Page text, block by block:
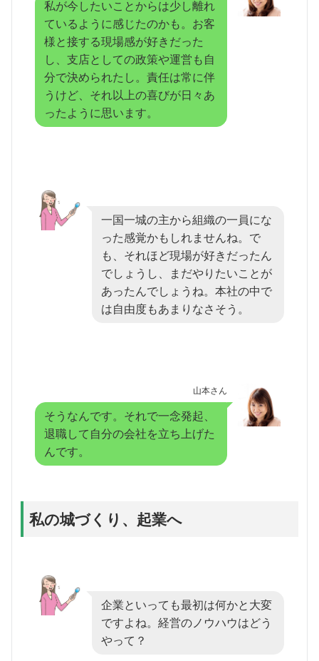
私が今したいことからは少し離れ
ているように感じたのかも。お客
様と接する現場感が好きだった
し、支店としての政策や運営も自
分で決められたし。責任は常に伴
うけど、それ以上の喜びが日々あ
ったように思います。
一国一城の主から組織の一員にな
った感覚かもしれませんね。で
も、それほど現場が好きだったん
でしょうし、まだやりたいことが
あったんでしょうね。本社の中で
は自由度もあまりなさそう。
山本さん
そうなんです。それで一念発起、
退職して自分の会社を立ち上げた
んです。
私の城づくり、起業へ
企業といっても最初は何かと大変
ですよね。経営のノウハウはどう
やって？